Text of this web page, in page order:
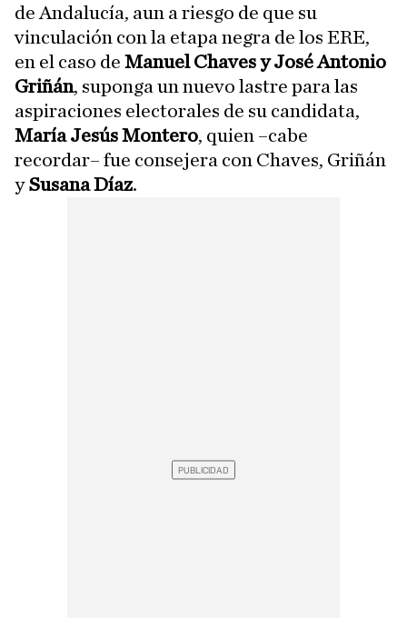
de Andalucía, aun a riesgo de que su
vinculación con la etapa negra de los ERE,
en el caso de Manuel Chaves y José Antonio
Griñán, suponga un nuevo lastre para las
aspiraciones electorales de su candidata,
María Jesús Montero, quien –cabe
recordar– fue consejera con Chaves, Griñán
ySusana Díaz.